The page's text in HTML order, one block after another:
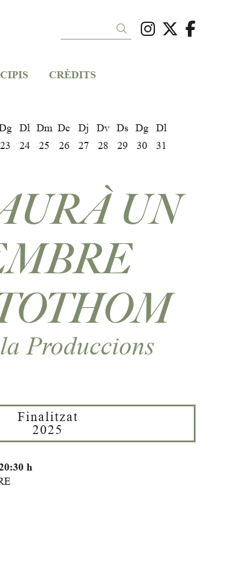
Link aLink
Cercar
CRÈDITS
23
Dl
24
Dm
25
Dc
26
Dj
27
Dv
28
Ds
29
Dg
30
Dl
31
UN
Produccions
Finalitzat
2025
h